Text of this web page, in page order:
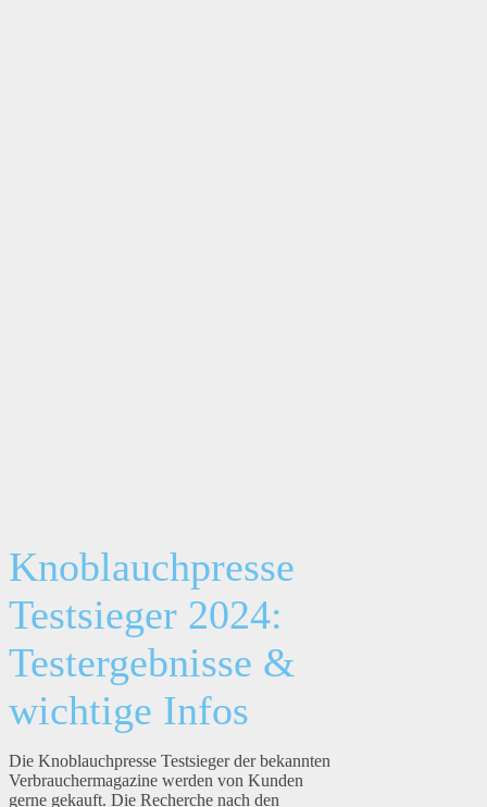
Knoblauchpresse
Testsieger 2024:
Testergebnisse &
wichtige Infos
Die Knoblauchpresse Testsieger der bekannten
Verbrauchermagazine werden von Kunden
gerne gekauft. Die Recherche nach den